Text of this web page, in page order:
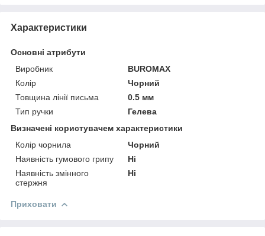
Характеристики
Основні атрибути
Виробник
BUROMAX
Колір
Чорний
Товщина лінії письма
0.5 мм
Тип ручки
Гелева
Визначені користувачем характеристики
Колір чорнила
Чорний
Наявність гумового грипу
Ні
Наявність змінного
стержня
Ні
Приховати